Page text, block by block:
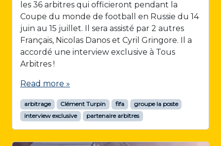
les 36 arbitres qui officieront pendant la
Coupe du monde de football en Russie du 14
juin au 15 juillet. Il sera assisté par 2 autres
Français, Nicolas Danos et Cyril Gringore. Il a
accordé une interview exclusive à Tous
Arbitres !
Read more »
arbitrage Clément Turpin fifa
groupe la poste
interview exclusive
partenaire arbitres